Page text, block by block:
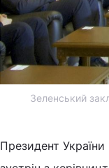
Зеленський
Президент